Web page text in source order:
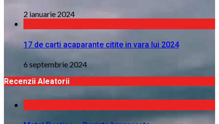
2 ianuarie 2024
17 de carti acaparante citite in vara lui 2024
6 septembrie 2024
Recenzii Aleatorii